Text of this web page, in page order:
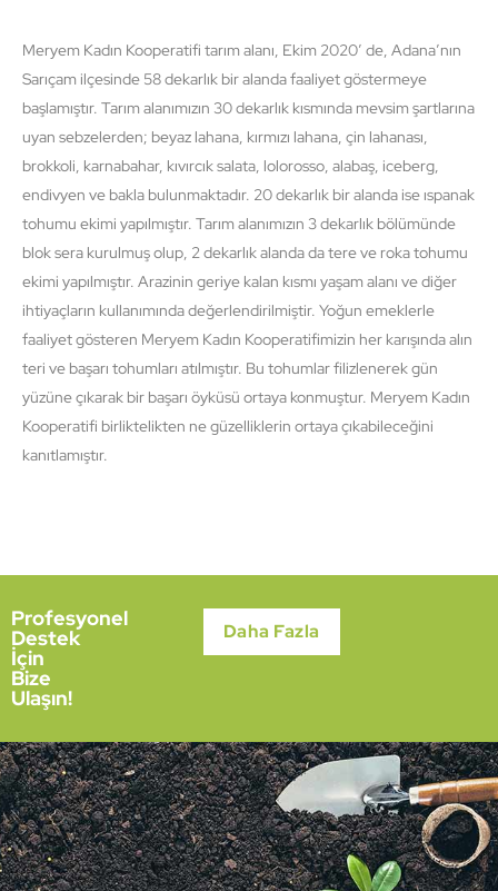
Meryem Kadın Kooperatifi tarım alanı, Ekim 2020′ de, Adana’nın
Sarıçam ilçesinde 58 dekarlık bir alanda faaliyet göstermeye
başlamıştır. Tarım alanımızın 30 dekarlık kısmında mevsim şartlarına
uyan sebzelerden; beyaz lahana, kırmızı lahana, çin lahanası,
brokkoli, karnabahar, kıvırcık salata, lolorosso, alabaş, iceberg,
endivyen ve bakla bulunmaktadır. 20 dekarlık bir alanda ise ıspanak
tohumu ekimi yapılmıştır. Tarım alanımızın 3 dekarlık bölümünde
blok sera kurulmuş olup, 2 dekarlık alanda da tere ve roka tohumu
ekimi yapılmıştır. Arazinin geriye kalan kısmı yaşam alanı ve diğer
ihtiyaçların kullanımında değerlendirilmiştir. Yoğun emeklerle
faaliyet gösteren Meryem Kadın Kooperatifimizin her karışında alın
teri ve başarı tohumları atılmıştır. Bu tohumlar filizlenerek gün
yüzüne çıkarak bir başarı öyküsü ortaya konmuştur. Meryem Kadın
Kooperatifi birliktelikten ne güzelliklerin ortaya çıkabileceğini
kanıtlamıştır.
Profesyonel
Destek
İçin
Bize
Ulaşın!
Daha Fazla